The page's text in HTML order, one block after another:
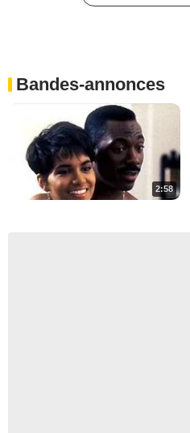
Bandes-annonces
2:58